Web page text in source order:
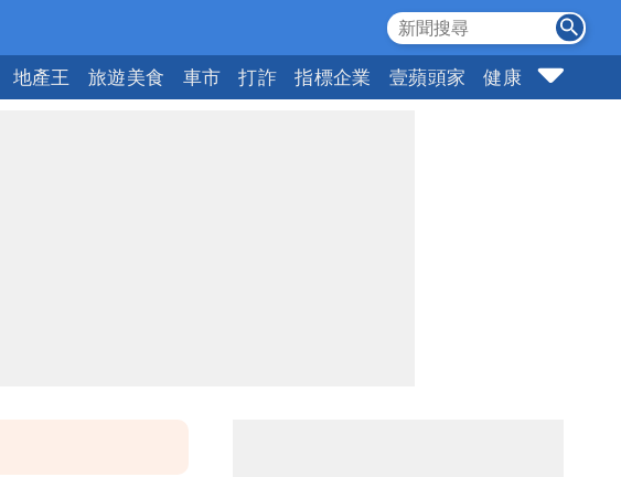
地產王 旅遊美食 車市 打詐 指標企業 壹蘋頭家 健康 購物